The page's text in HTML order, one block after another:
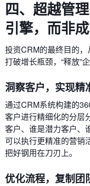
四、超越管
引擎，而非
投资CRM的最终目的，
打破增长瓶颈，“释放”
洞察客户，实现精
通过CRM系统构建的
客户进行精细化的分层
客户、谁是潜力客户、
可以执行更精准的营销
把好钢用在刀刃上。
优化流程，复制团